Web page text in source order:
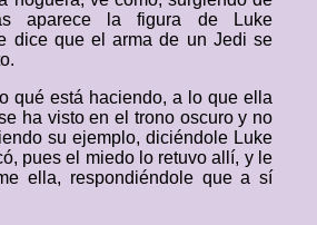
aparece la figura de Luke
dice que el arma de un Jedi se
qué está haciendo, a lo que ella
ha visto en el trono oscuro y no
su ejemplo, diciéndole Luke
pues el miedo lo retuvo allí, y le
ella, respondiéndole que a sí